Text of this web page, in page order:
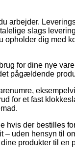
arbejder.
slags
dig med
for dine nye
pågældende
for et fast
hvis der bestilles
– uden hensyn til
produkter til en